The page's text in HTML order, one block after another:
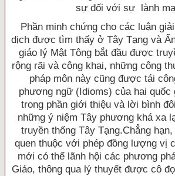
sự đối với sự lành
Phần minh chứng cho các luận
dịch được tìm thấy ở Tây Tạng và
giáo lý Mật Tông bắt đầu được
rộng rãi và công khai, những công
pháp môn này cũng được tái
phương ngữ (Idioms) của hai quốc
trong phần giới thiệu và lời bình
những ý niệm Tây phương khá xa
truyền thống Tây Tạng.Chẳng
quen thuộc với phép đồng lượng vị
mới có thể lãnh hội các phương
Giáo, thông qua lý thuyết được cô